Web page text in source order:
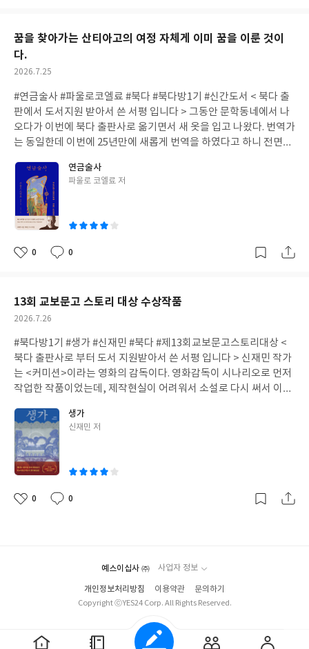
이다. 이처럼 이 작품은 뭔가 '부조리'하다라는 것이 명확하게 드러
나고 있다. 개인의 사정보다는 사회가 정한 규칙과 타인에게 보여주
버리고 자기 자신과 삶의 진실을 마주하는 모습에서 우리는 많은 생
각을 하게 될 것이다. 이 책은 현대 시대에서도 백퍼센트 공감되는
내용을 담아내고 있다. 우리는 여전히 사회가 원하고 요구하고 있는
무엇인가를 보여주어야 하고, 그 기준을 벗어나게 된다면 '이방인'.
읽으면서 과연 나는 얼마나 진실되게 살고 있는지에 대해 생각하게
되었고, 얼마전에 읽었던 성해나 작가의 '혼모노'도 생각이 났다. 아
직도 <이방인>을 읽지 않은 독자가 있다면 니케북스의 이 책을 선
택해서 보라고 이야기 하고 싶다.
꿈을 찾아가는 산티아고의 여정 자체게 이미 꿈을 이룬 것이
다.
작
일
2026.7.25
#연금술사 #파울로코엘료 #북다 #북다방1기 #신간도서 < 북다 출
판에서 도서지원 받아서 쓴 서평 입니다 > 그동안 문학동네에서 나
오다가 이번에 북다 출판사로 옮기면서 새 옷을 입고 나왔다. 번역가
는 동일한데 이번에 25년만에 새롭게 번역을 하였다고 하니 전면개
판된 이쁜 표지를 찾지 않아도 되겠다. 연금술사는 자신의 보물을 찾
아 피라미드로 가면서, 일명 '자아의 신화'를 따라가면서 그런 과정
을 경험하는 젊은 양치기 산티아고의 파란만장한 여정을 그린 소설
이다. 그 여정에서 수많은 고난과 역경을 겪는 모습은 오늘날 청년들
이 흔히 겪는 일들과 같기 때문에 수십년이 가도록 추천되고 있는 소
설일 듯하다. 산티아고는 안락한 일상에 안주하지 않고 자신만의 보
까? 산티아고는 이렇게 말하고 있다." 내 보물을 찾아가는 모든 날
이 빛나는 시간이었어. 매시간은 보물을 찾고자 하는 꿈의 일부라는
걸 나는 알고 있었거든. 보물을 찾아가는 길에서 나는 전에 결코 꿈
꾸지 못했던 것들을 발견했어. 한낱 양치기에게는 처음부터 불가능
해 보였던 것들, 감히 시도해 볼 용기를 내지 못했다면 꿈도 꾸지 못
했을 것들을 말이야." 연금술사를 나처럼 몇차례 읽어도 좋아하는
독자도 있겠지만, 아마 왜 이게 이렇게 오랜동안 추천받는 소설인지
보다 우리 한국에서 더 유명한 작가로도 알고 있다. 하지만 수십년동
안 독자들에게 잊혀지지 않고 꾸준하게 사랑받는 이유는 있지 않을
까? 만약 연금술사를 읽고 별로 감흥 받지 못했다면 그건 그 사람의
상황이나 취향에 맞지 않을 뿐일 것이라 생각한다.현대 시대에 꿈이
란 사치일 수도 있다. 점점 꿈꾸는 이상은 사라지고 현실에만 만족하
고 발전하지 못하는 느낌이 들지만, 소설속에 나오는 산티아고가 이
야기 하는 것처럼 진정으로 꿈을 향해 나아가는 삶 자체가 가장 소중
은 그 보물을 찾고자 했던 여정속에서 자신의 성장과 경험이라는 것
을 알려주는 그런 소설이 아닐까 한다.
연금술사
글
파울로 코엘료 저
좋
0
댓
0
작
13회 교보문고 스토리 대상 수상작품
작
일
2026.7.26
#북다방1기 #생가 #신재민 #북다 #제13회교보문고스토리대상 <
북다 출판사로 부터 도서 지원받아서 쓴 서평 입니다 > 신재민 작가
는 <커미션>이라는 영화의 감독이다. 영화감독이 시나리오로 먼저
작업한 작품이었는데, 제작현실이 어려워서 소설로 다시 써서 이렇
오로 작업한 작품이다보니 이 작품은 그냥 영화를 보는듯한 느낌이
강하게 드는 소설이었다. 마치 <파묘>를 보는 듯한 느낌이었다. 작
품속 인물들이 실존하는 인물들은 아니었지만, 딱 누구를 상기시키
는 듯한 유사한 역사적 인물이 등장하고, 우리의 토속 신앙들과 한
옥 건축이라는 전통적인 이야기들이 호러와 미스터리를 넘나드는
작품이었다. 이운암이라는 독재정권을 잡으면서 무소불위의 권력
책을 맞게 된다. 그러면서 이 생가에 대한 저주와 비밀이 하나씩 들
외국의 어떤 미스터리를 따라 한것이 아니고 역사, 건축, 신앙 모든
기시대를 이어온 비극을 이야기한 오컬트 작품이었다면, 생가는 그
일제시대를 이어서 우리들의 흑역사였던 군사쿠테타 시대 이후의
생가
글
신재민 저
좋
0
댓
0
작
예스이십사 ㈜ 사업자 정보
개인정보처리방침 이용약관
문의하기
Copyright ⓒYES24 Corp. All Rights Reserved.